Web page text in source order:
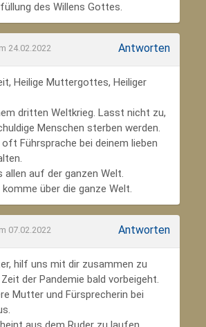
des Willens Gottes.
24.02.2022 Antworten
Heilige Muttergottes, Heiliger
dritten Weltkrieg. Lasst nicht zu,
Menschen sterben werden.
Führsprache bei deinem lieben
auf der ganzen Welt.
über die ganze Welt.
07.02.2022 Antworten
hilf uns mit dir zusammen zu
der Pandemie bald vorbeigeht.
Mutter und Fürsprecherin bei